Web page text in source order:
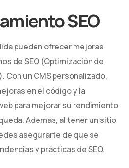
SEO
pueden ofrecer mejoras
de SEO (Optimización de
Con un CMS personalizado,
en el código y la
para mejorar su rendimiento
Además, al tener un sitio
asegurarte de que se
y prácticas de SEO.